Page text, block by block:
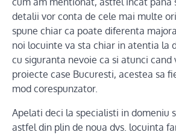
detalii vor conta de cele mai multe
spune chiar ca poate diferenta
noi locuinte va sta chiar in atentia la
cu siguranta nevoie ca si atunci cand
proiecte case Bucuresti, acestea sa
mod corespunzator.
Apelati deci la specialisti in domeniu
astfel din plin de noua dvs. locuinta